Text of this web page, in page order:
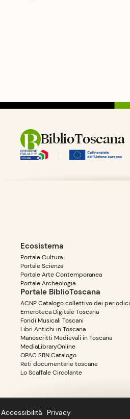
BiblioToscana
Ecosistema
Portale Cultura
Portale Scienza
Portale Arte Contemporanea
Portale Archeologia
Portale BiblioToscana
ACNP Catalogo collettivo dei periodici
Emeroteca Digitale Toscana
Fondi Musicali Toscani
Libri Antichi in Toscana
Manoscritti Medievali in Toscana
MediaLibraryOnline
OPAC SBN Catalogo
Reti documentarie toscane
Lo Scaffale Circolante
Accessibilità Privacy